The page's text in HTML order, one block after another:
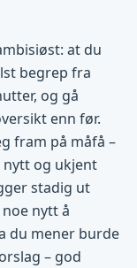
at du
begrep fra
og gå
enn før.
fram på måfå –
nytt og ukjent
stadig ut
nytt å
du mener burde
– god